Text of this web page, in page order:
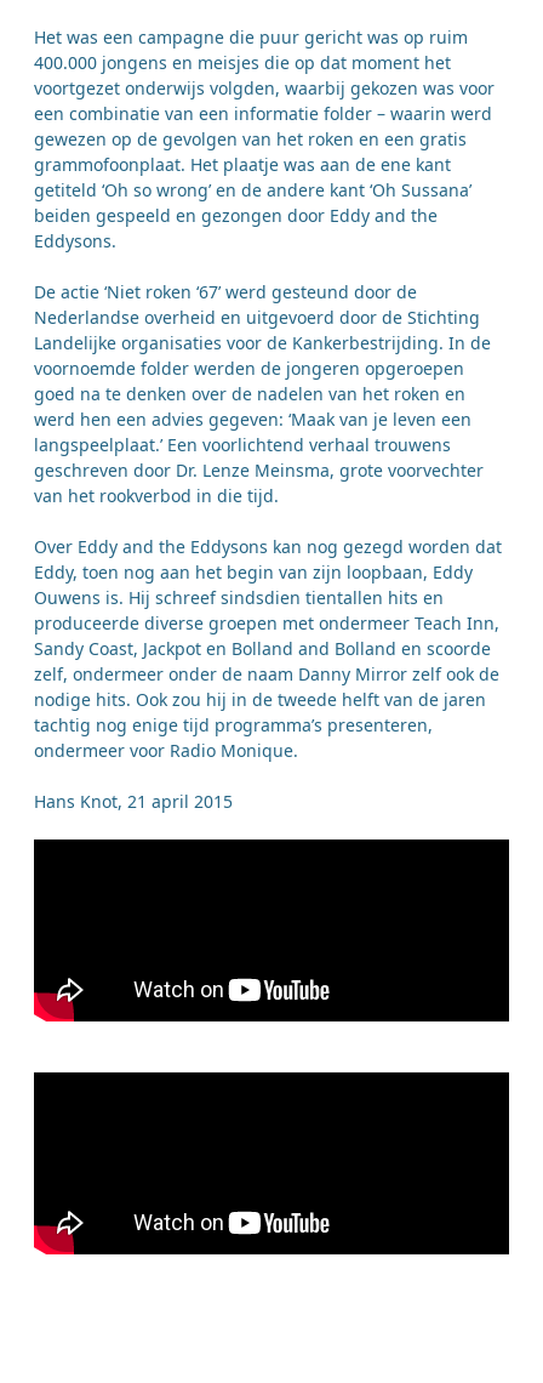
Het was een campagne die puur gericht was op ruim
400.000 jongens en meisjes die op dat moment het
voortgezet onderwijs volgden, waarbij gekozen was voor
een combinatie van een informatie folder – waarin werd
gewezen op de gevolgen van het roken en een gratis
grammofoonplaat. Het plaatje was aan de ene kant
getiteld ‘Oh so wrong’ en de andere kant ‘Oh Sussana’
beiden gespeeld en gezongen door Eddy and the
Eddysons.
De actie ‘Niet roken ‘67’ werd gesteund door de
Nederlandse overheid en uitgevoerd door de Stichting
Landelijke organisaties voor de Kankerbestrijding. In de
voornoemde folder werden de jongeren opgeroepen
goed na te denken over de nadelen van het roken en
werd hen een advies gegeven: ‘Maak van je leven een
langspeelplaat.’ Een voorlichtend verhaal trouwens
geschreven door Dr. Lenze Meinsma, grote voorvechter
van het rookverbod in die tijd.
Over Eddy and the Eddysons kan nog gezegd worden dat
Eddy, toen nog aan het begin van zijn loopbaan, Eddy
Ouwens is. Hij schreef sindsdien tientallen hits en
produceerde diverse groepen met ondermeer Teach Inn,
Sandy Coast, Jackpot en Bolland and Bolland en scoorde
zelf, ondermeer onder de naam Danny Mirror zelf ook de
nodige hits. Ook zou hij in de tweede helft van de jaren
tachtig nog enige tijd programma’s presenteren,
ondermeer voor Radio Monique.
Hans Knot, 21 april 2015